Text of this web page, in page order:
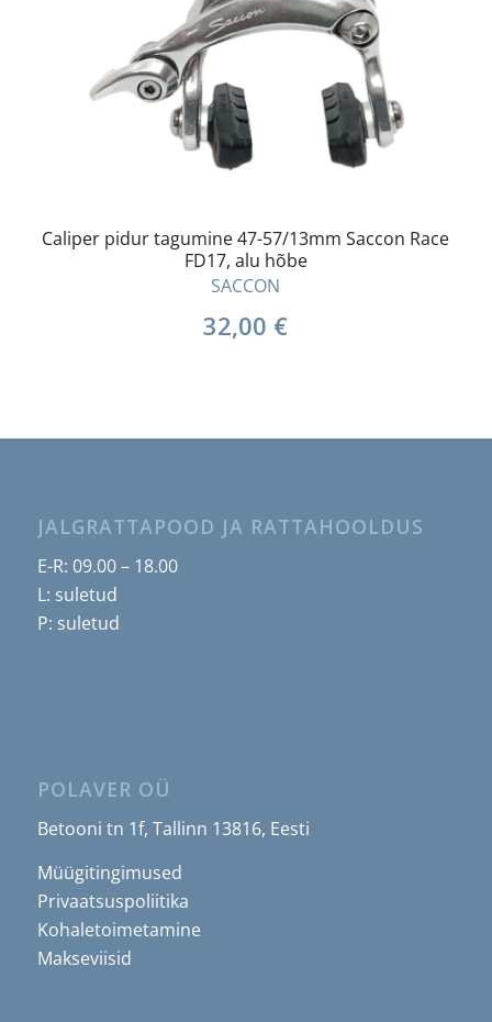
Caliper pidur tagumine 47-57/13mm Saccon Race
FD17, alu hõbe
SACCON
32,00 €
JALGRATTAPOOD JA RATTAHOOLDUS
E-R: 09.00 – 18.00
L: suletud
P: suletud
POLAVER OÜ
Betooni tn 1f, Tallinn 13816, Eesti
Müügitingimused
Privaatsuspoliitika
Kohaletoimetamine
Makseviisid